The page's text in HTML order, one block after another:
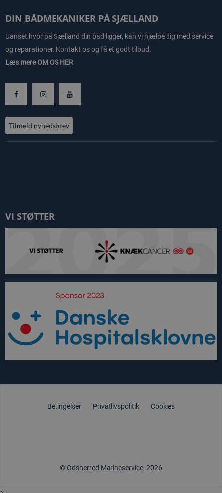
DIN BÅDMEKANIKER PÅ SJÆLLAND
Uanset hvor på Sjælland din båd ligger, kan vi hjælpe dig med service
og reparationer. Kontakt os og få et godt tilbud.
Læs mereOM OS HER
Tilmeld nyhedsbrev
VI STØTTER
Betingelser Privatlivspolitik Cookies
© Odsherred Marineservice, 2026